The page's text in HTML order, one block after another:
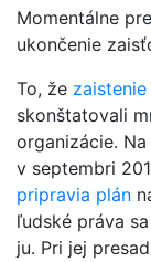
Momentálne
ukončenie
To, že
skonštatovali
organizácie.
v septembri
pripravia plán
ľudské práva
ju. Pri jej